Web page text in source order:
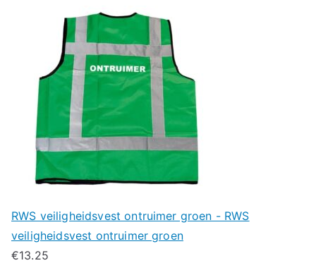
RWS veiligheidsvest ontruimer groen - RWS
veiligheidsvest ontruimer groen
€13.25